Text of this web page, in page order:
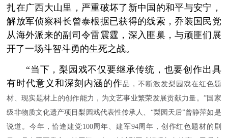
扎在广西大山里，严重破坏了新中国的和平与安宁，
解放军侦察科长曾泰根据已获得的线索，乔装国民党
从海外派来的副司令雷震霆，深入匪巢，与顽匪们展
开了一场斗智斗勇的生死之战。
“当下，梨园戏不仅要继承传统，也要创作出具
有时代意义和深刻内涵的作品，不断激发梨园戏在红色题
材、现实题材上的创作能力，为文艺事业繁荣发展贡献力量。”国家
级非物质文化遗产项目梨园戏代表性传承人、“梨园天后”曾静萍如是
说道。今年，恰逢建党100周年、建军94周年，创作红色题材的剧